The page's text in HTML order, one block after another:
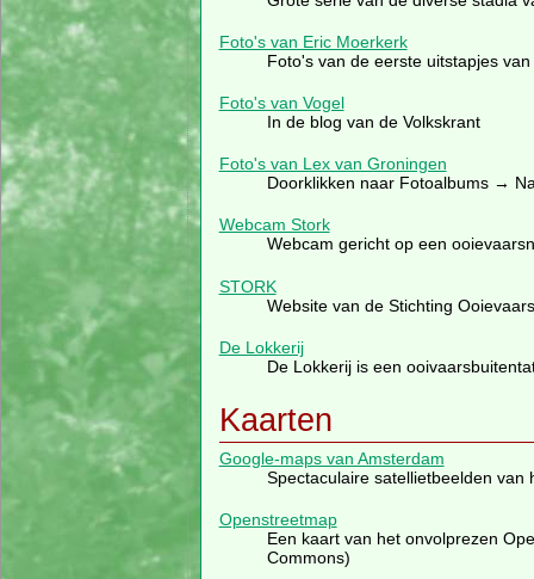
Foto's van Eric Moerkerk
Foto's van de eerste uitstapjes
Foto's van Vogel
In de blog van de Volkskrant
Foto's van Lex van Groningen
Doorklikken naar Fotoalbums →
Webcam Stork
Webcam gericht op een
STORK
Website van de Stichting
De Lokkerij
De Lokkerij is een
Kaarten
Google-maps van Amsterdam
Spectaculaire satellietbeelden van
Openstreetmap
Een kaart van het onvolprezen
Commons)